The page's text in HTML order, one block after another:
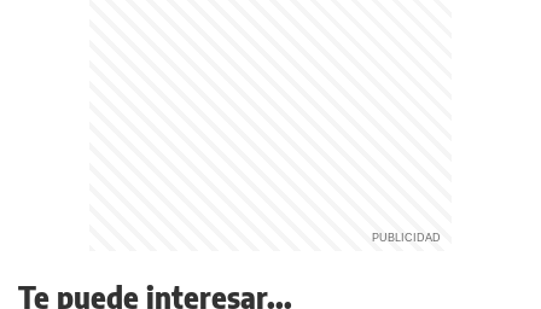
Te puede interesar...